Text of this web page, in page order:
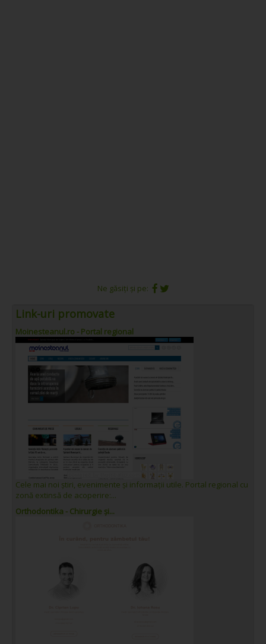
Ne găsiți și pe:
Link-uri promovate
Moinesteanul.ro - Portal regional
Cele mai noi știri, evenimente și informații utile. Portal regional cu
zonă extinsă de acoperire:...
Orthodontika - Chirurgie și...